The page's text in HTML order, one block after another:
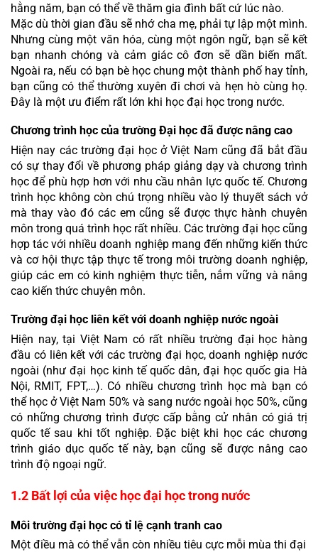
hằng năm, bạn có thể về thăm gia đình bất cứ lúc nào.
Mặc dù thời gian đầu sẽ nhớ cha mẹ, phải tự lập một mình.
Nhưng cùng một văn hóa, cùng một ngôn ngữ, bạn sẽ kết
bạn nhanh chóng và cảm giác cô đơn sẽ dần biến mất.
Ngoài ra, nếu có bạn bè học chung một thành phố hay tỉnh,
bạn cũng có thể thường xuyên đi chơi và hẹn hò cùng họ.
Đây là một ưu điểm rất lớn khi học đại học trong nước.
Chương trình học của trường Đại học đã được nâng cao
Hiện nay các trường đại học ở Việt Nam cũng đã bắt đầu
có sự thay đổi về phương pháp giảng dạy và chương trình
học để phù hợp hơn với nhu cầu nhân lực quốc tế. Chương
trình học không còn chú trọng nhiều vào lý thuyết sách vở
mà thay vào đó các em cũng sẽ được thực hành chuyên
môn trong quá trình học rất nhiều. Các trường đại học cũng
hợp tác với nhiều doanh nghiệp mang đến những kiến thức
và cơ hội thực tập thực tế trong môi trường doanh nghiệp,
giúp các em có kinh nghiệm thực tiễn, nắm vững và nâng
cao kiến thức chuyên môn.
Trường đại học liên kết với doanh nghiệp nước ngoài
Hiện nay, tại Việt Nam có rất nhiều trường đại học hàng
đầu có liên kết với các trường đại học, doanh nghiệp nước
ngoài (như đại học kinh tế quốc dân, đại học quốc gia Hà
Nội, RMIT, FPT,…). Có nhiều chương trình học mà bạn có
thể học ở Việt Nam 50% và sang nước ngoài học 50%, cũng
có những chương trình được cấp bằng cử nhân có giá trị
quốc tế sau khi tốt nghiệp. Đặc biệt khi học các chương
trình giáo dục quốc tế này, bạn cũng sẽ được nâng cao
trình độ ngoại ngữ.
1.2 Bất lợi của việc học đại học trong nước
Môi trường đại học có tỉ lệ cạnh tranh cao
Một điều mà có thể vẫn còn nhiều tiêu cực mỗi mùa thi đại